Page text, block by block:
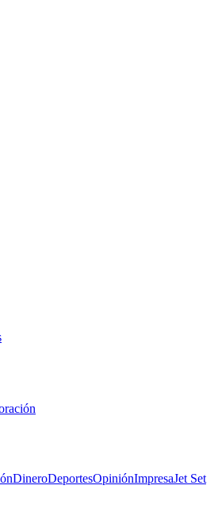
DineroDeportesOpiniónImpresaJet Set